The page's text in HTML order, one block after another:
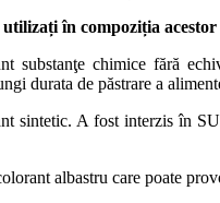
în compoziția
substanţe chimice fără
durata de păstrare a
sintetic. A fost interzis în
albastru care poate